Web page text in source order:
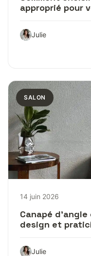
approprié pour
Julie
SALON
14 juin 2026
Canapé
design et
Julie